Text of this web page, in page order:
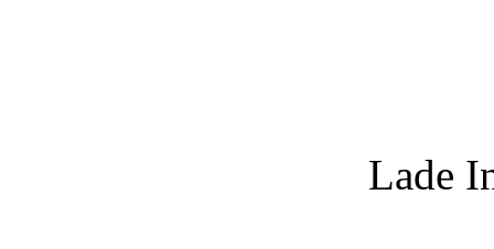
Lade